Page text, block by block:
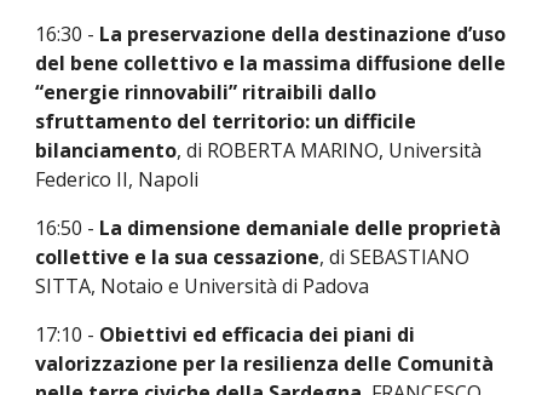
16:30 - La preservazione della destinazione d’uso
del bene collettivo e la massima diffusione delle
“energie rinnovabili” ritraibili dallo
sfruttamento del territorio: un difficile
bilanciamento, di ROBERTA MARINO, Università
Federico II, Napoli
16:50 - La dimensione demaniale delle proprietà
collettive e la sua cessazione, di SEBASTIANO
SITTA, Notaioe Università di Padova
17:10 - Obiettivi ed efficacia dei piani di
valorizzazione per la resilienza delle Comunità